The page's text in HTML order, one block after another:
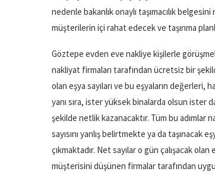
nedenle bakanlık onaylı taşımacılık
müşterilerin içi rahat edecek ve taşınma
Göztepe evden eve nakliye kişilerle
nakliyat firmaları tarafından ücretsiz bir
olan eşya sayıları ve bu eşyaların
yanı sıra, ister yüksek binalarda olsun ister
şekilde netlik kazanacaktır. Tüm bu adımlar
sayısını yanlış belirtmekte ya da taşınacak
çıkmaktadır. Net sayılar o gün çalışacak
müşterisini düşünen firmalar tarafından